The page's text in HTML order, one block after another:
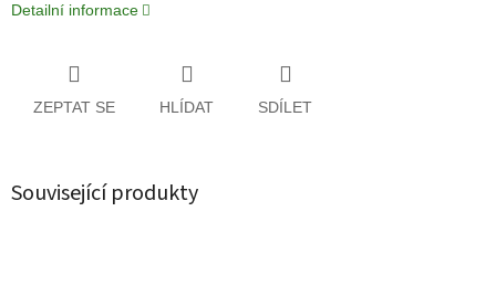
Detailní informace
ZEPTAT SE HLÍDAT SDÍLET
Související produkty